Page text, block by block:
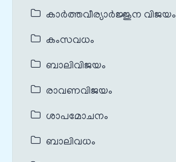
കാർത്തവീര്യാർജ്ജുന വിജയം
കംസവധം
ബാലിവിജയം
രാവണവിജയം
ശാപമോചനം
ബാലിവധം